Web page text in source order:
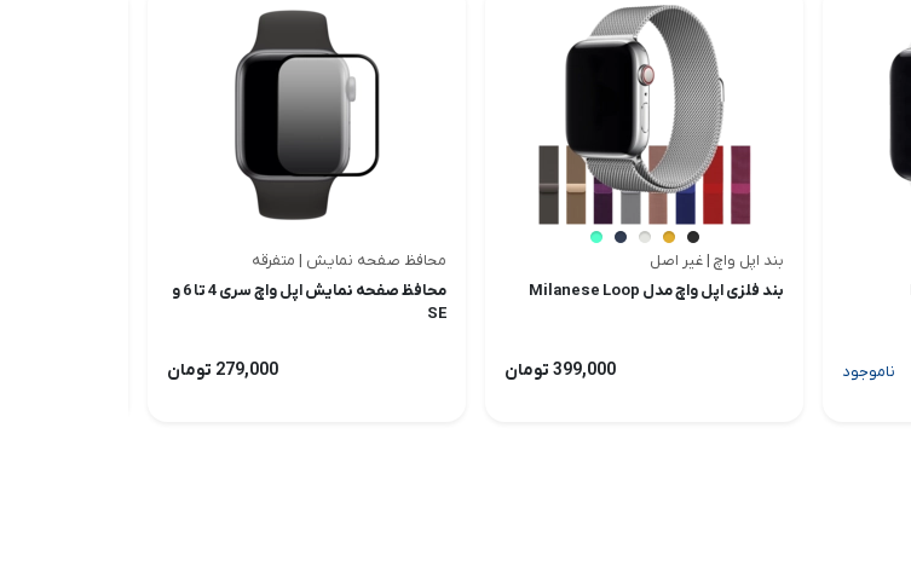
ناموجود
بند اپل واچ | غیر اصل
بند فلزی اپل واچ مدل Milanese Loop
399,000 تومان
محافظ صفحه نمایش | متفرقه
محافظ صفحه نمایش اپل واچ سری 4 تا 6 و
SE
279,000 تومان